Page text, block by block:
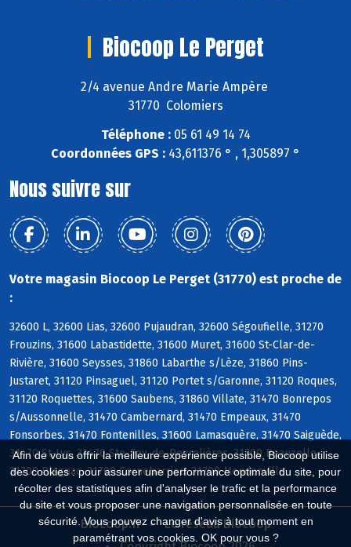
Afin de vous offrir la meilleure expérience possible, Biocoop utilise
des cookies : pour assurer une performance optimale du site, pour
récolter des statistiques afin d'analyser le trafic et la performance
du site et vous proposer une navigation personnalisée en toute
sécurité. Vous pouvez changer d'avis à tout moment en
paramétrant vos cookies. OK pour vous ?
Biocoop Le Perget
2/4 avenue Andre Marie Ampère
31770 Colomiers
Téléphone :05 61 49 14 74
Coordonnées GPS : 43,611376 ° , 1,305897 °
Nous suivre sur
Votre magasin Biocoop Le Perget (31770) est proche de
:
32600 L, 32600 Lias, 32600 Pujaudran, 32600 Ségoufielle, 31270
Frouzins, 31600 Labastidette, 31600 Muret, 31600 St-Clar-de-
Rivière, 31600 Seysses, 31860 Labarthe s/Lèze, 31860 Pins-
Justaret, 31120 Pinsaguel, 31120 Portet s/Garonne, 31120 Roques,
31120 Roquettes, 31600 Saubens, 31860 Villate, 31470 Bonrepos
s/Aussonnelle, 31470 Cambernard, 31470 Empeaux, 31470
Fonsorbes, 31470 Fontenilles, 31600 Lamasquère, 31470 Saiguède,
31470 St-Lys, 31470 Ste-Foy-de-Peyrolières, 31700 Beauzelle,
31700 Blagnac, 31700 Cornebarrieu, 31700 Mondonville
Biocoop.fr
Le réseau Biocoop